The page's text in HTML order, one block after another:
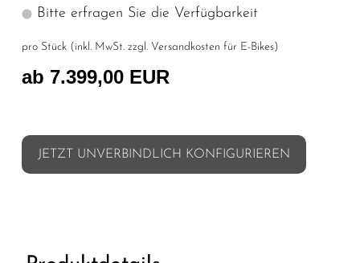
Bitte erfragen Sie die Verfügbarkeit
pro Stück (inkl. MwSt. zzgl. Versandkosten für E-Bikes)
ab 7.399,00 EUR
JETZT UNVERBINDLICH KONFIGURIEREN